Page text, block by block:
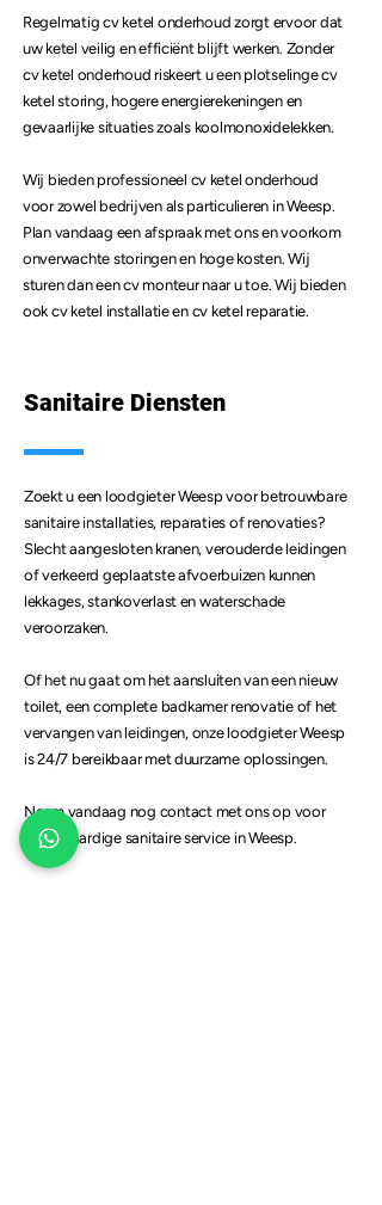
Regelmatig cv ketel onderhoud zorgt ervoor dat
uw ketel veilig en efficiënt blijft werken. Zonder
cv ketel onderhoud riskeert u een plotselinge cv
ketel storing, hogere energierekeningen en
gevaarlijke situaties zoals koolmonoxidelekken.
Wij bieden professioneel cv ketel onderhoud
voor zowel bedrijven als particulieren in Weesp.
Plan vandaag een afspraak met ons en voorkom
onverwachte storingen en hoge kosten. Wij
sturen dan een cv monteur naar u toe. Wij bieden
ook cv ketel installatie en cv ketel reparatie.
Sanitaire Diensten
Zoekt u een loodgieter Weesp voor betrouwbare
sanitaire installaties, reparaties of renovaties?
Slecht aangesloten kranen, verouderde leidingen
of verkeerd geplaatste afvoerbuizen kunnen
lekkages, stankoverlast en waterschade
veroorzaken.
Of het nu gaat om het aansluiten van een nieuw
toilet, een complete badkamer renovatieof het
vervangen van leidingen, onze loodgieter Weesp
is 24/7 bereikbaar met duurzame oplossingen.
Neem vandaag nog contact met ons op voor
hoogwaardige sanitaire service in Weesp.